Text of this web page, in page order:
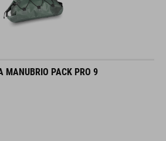
MANUBRIO PACK PRO 9